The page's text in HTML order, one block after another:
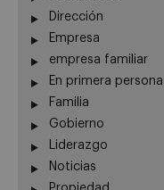
Dirección
Empresa
empresa familiar
En primera persona
Familia
Gobierno
Liderazgo
Noticias